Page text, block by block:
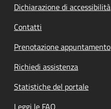
Dichiarazione di accessibilità
Contatti
Prenotazione appuntamento
Richiedi assistenza
Statistiche del portale
Leggi le FAQ